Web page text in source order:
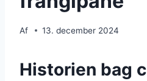
Af 13. december 2024
Historien bag